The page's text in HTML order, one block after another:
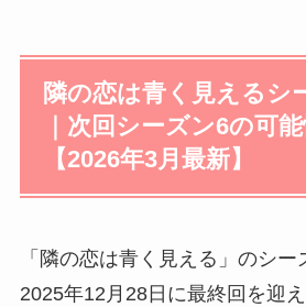
隣の恋は青く見えるシ
｜次回シーズン6の可
【2026年3月最新】
「隣の恋は青く見える」のシ
2025年12月28日に最終回を迎